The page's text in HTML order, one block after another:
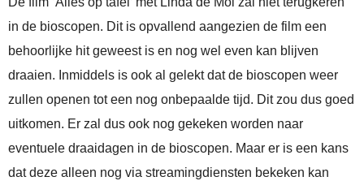
in de bioscopen. Dit is opvallend aangezien de film een
behoorlijke hit geweest is en nog wel even kan blijven
draaien. Inmiddels is ook al gelekt dat de bioscopen weer
zullen openen tot een nog onbepaalde tijd. Dit zou dus goed
uitkomen. Er zal dus ook nog gekeken worden naar
eventuele draaidagen in de bioscopen. Maar er is een kans
dat deze alleen nog via streamingdiensten bekeken kan